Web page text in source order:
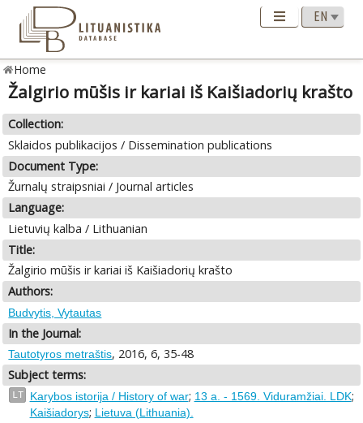
Home
Žalgirio mūšis ir kariai iš Kaišiadorių krašto
Collection:
Sklaidos publikacijos / Dissemination publications
Document Type:
Žurnalų straipsniai / Journal articles
Language:
Lietuvių kalba / Lithuanian
Title:
Žalgirio mūšis ir kariai iš Kaišiadorių krašto
Authors:
Budvytis, Vytautas
In the Journal:
Tautotyros metraštis, 2016, 6, 35-48
Subject terms:
LT Karybos istorija / History of war; 13 a. - 1569. Viduramžiai. LDK;
Kaišiadorys; Lietuva (Lithuania).